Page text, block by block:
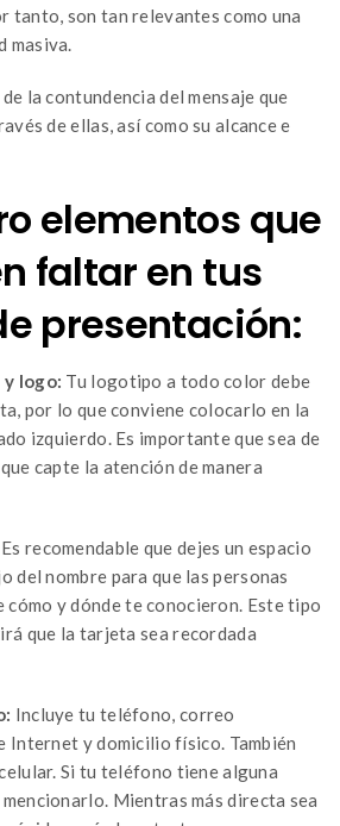
tanto, son tan relevantes como una
masiva.
la contundencia del mensaje que
de ellas, así como su alcance e
elementos que
faltar en tus
presentación:
y logo: Tu logotipo a todo color debe
por lo que conviene colocarlo en la
izquierdo. Es importante que sea de
capte la atención de manera
Es recomendable que dejes un espacio
del nombre para que las personas
cómo y dónde te conocieron. Este tipo
que la tarjeta sea recordada
Incluye tu teléfono, correo
Internet y domicilio físico. También
Si tu teléfono tiene alguna
Mientras más directa sea